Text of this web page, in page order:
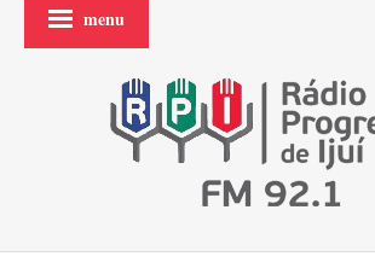
menu